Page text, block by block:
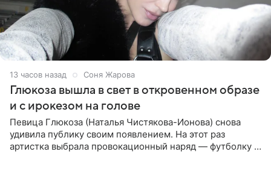
13 часов назад Соня Жарова
Глюкоза вышла в свет в откровенном образе
и с ирокезом на голове
Певица Глюкоза (Наталья Чистякова-Ионова) снова
удивила публику своим появлением. На этот раз
артистка выбрала провокационный наряд — футболку с